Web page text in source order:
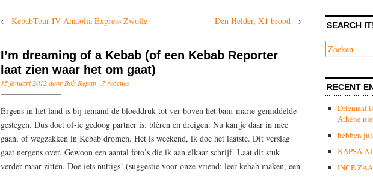
← KebabTour IV Anatolia Express Zwolle Den Helder, X1 brood →
I’m dreaming of a Kebab (of een Kebab Reporter
laat zien waar het om gaat)
15 januari 2012 door Bob Kepap · 7 reacties
Ergens in het land is bij iemand de bloeddruk tot ver boven het bain-marie gemiddelde
gestegen. Dus doet of-ie gedoog partner is: blèren en dreigen. Nu kan je daar in mee
gaan, of wegzakken in Kebab dromen. Het is weekend, ik doe het laatste. Dit verslag
gaat nergens over. Gewoon een aantal foto’s die ik aan elkaar schrijf. Laat dit stuk
verder maar zitten. Doe iets nuttigs! (suggestie voor onze vriend: leer kebab maken, een
SEARCH
RECENT
Driemaal
Athene
hebben
KAPSA
INCE